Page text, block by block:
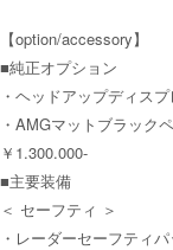
【option/accessory】
■純正オプション
・ヘッドアップディス
・AMGマットブラック
￥1.300.000-
■主要装備
＜ セーフティ ＞
・レーダーセーフティ